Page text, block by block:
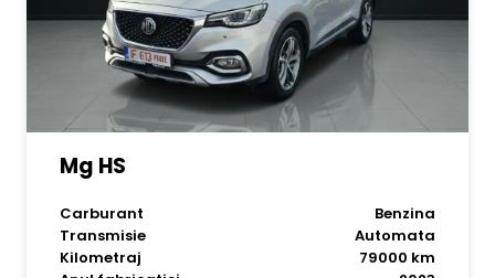
Mg HS
Carburant
Benzina
Transmisie
Automata
Kilometraj
79000 km